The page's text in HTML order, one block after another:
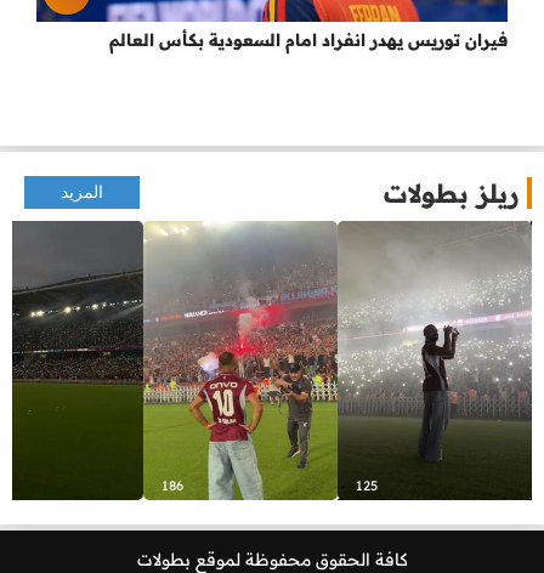
فيران توريس يهدر انفراد امام السعودية بكأس العالم
ريلز بطولات المزيد
125
186
كافة الحقوق محفوظة لموقع بطولات